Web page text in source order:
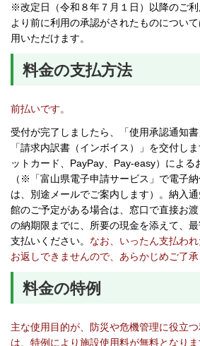
※改定日（令和８年７月１日）以降のご
より前に利用の承認がされたものについ
用いただけます。
料金の支払方法
前払いです。
受付が完了しましたら、「使用承認通知書
「請求内訳書（インボイス）」を交付し
ットカード、PayPay、Pay-easy）による
（※「富山県電子申請サービス」で電子
は、別途メールでご案内します）。納入
館のご予定がある場合は、窓口で直接お
の納期限までに、所要の現金を添えて、
支払いください。 なお、いったん支払わ
お返しできませんので、あらかじめご了承
料金の特例
主な使用目的が、防災や危機管理に役立
は、特例により施設使用料が無料となりま